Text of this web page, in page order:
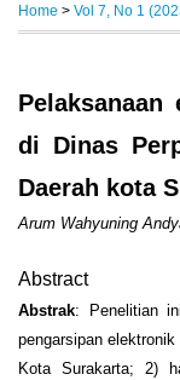
Home > Vol 7, No 1
di Dinas
Daerah kota
Arum Wahyuning
Abstract
Abstrak: Penelitian
pengarsipan
Kota Surakarta; 2)